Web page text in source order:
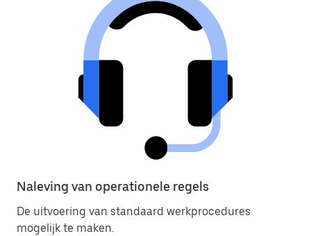
Naleving van operationele regels
De uitvoering van standaard werkprocedures
mogelijk te maken.